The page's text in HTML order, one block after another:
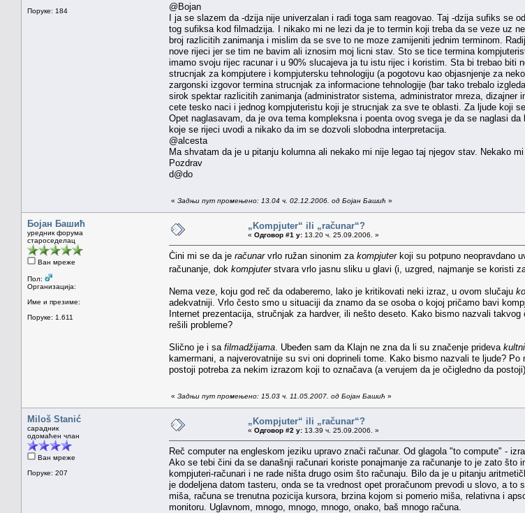
Поруке: 184
@Bojan
I ja se slazem da -dzija nije univerzalan i radi toga sam reagovao. Taj -dzija sufiks se
tog sufiksa kod filmadzija. I nikako mi ne lezi da je to termin koji treba da se veze uz
broj razlicitih zanimanja i mislim da se sve to ne moze zamijeniti jednim terminom.
nove rijeci jer se tim ne bavim ali iznosim moj licni stav. Sto se tice termina
imamo svoju rijec racunar i u 90% slucajeva ja tu istu rijec i koristim. Sta bi trebao biti
strucnjak za kompjutere i kompjutersku tehnologiju (a pogotovu kao objasnjenje za
zargonski izgovor termina strucnjak za informacione tehnologije (bar tako trebalo
sirok spektar razlicitih zanimanja (administrator sistema, administrator mreza,
cete tesko naci i jednog kompjuteristu koji je strucnjak za sve te oblasti. Za ljude koji
Opet naglasavam, da je ova tema kompleksna i poenta ovog svega je da se naglasi
koje se rijeci uvodi a nikako da im se dozvoli slobodna interpretacija.
@alcesta
Ma shvatam da je u pitanju kolumna ali nekako mi nije legao taj njegov stav. Nekako
Pozdrav
d@do
« Задњи пут промењено: 13.04 ч. 02.12.2006. од Бојан Башић »
Бојан Башић
уредник форума
староседелац
Ван мреже
Пол:
Организација:
Име и презиме:
Поруке: 1.611
„Kompjuter“ ili „računar“?
« Одговор #1 у: 13.20 ч. 25.09.2006. »
Čini mi se da je računarvrlo ružan sinonim za kompjuterkoji su potpuno neopravdano
računanje, dok kompjuterstvara vrlo jasnu sliku u glavi (i, uzgred, najmanje se koristi
Nema veze, koju god reč da odaberemo, lako je kritikovati neki izraz, u ovom slučaju
adekvatniji. Vrlo često smo u situaciji da znamo da se osoba o kojoj pričamo bavi
Internet prezentacija, stručnjak za hardver, ili nešto deseto. Kako bismo nazvali
rešili probleme?
Slično je i sa filmadžijama . Ubeđen sam da Klajn ne zna da li su značenje prideva kultni
kamermani, a najverovatnije su svi oni doprineli tome. Kako bismo nazvali te ljude? Po
postoji potreba za nekim izrazom koji to označava (a verujem da je očigledno da
« Задњи пут промењено: 15.03 ч. 11.05.2007. од Бојан Башић »
Miloš Stanić
сарадник
одомаћен члан
Ван мреже
Поруке: 207
„Kompjuter“ ili „računar“?
« Одговор #2 у: 13.39 ч. 25.09.2006. »
Reč computer na engleskom jeziku upravo znači računar. Od glagola "to compute" -
Ako se tebi čini da se današnji računari koriste ponajmanje za računanje to je zato
kompjuteri-računari i ne rade ništa drugo osim što računaju. Bilo da je u pitanju
je dodeljena datom tasteru, onda se ta vrednost opet proračunom prevodi u slovo, a
miša, računa se trenutna pozicija kursora, brzina kojom si pomerio miša, relativna i
monitoru. Uglavnom, mnogo, mnogo, mnogo, onako, baš mnogo računa.